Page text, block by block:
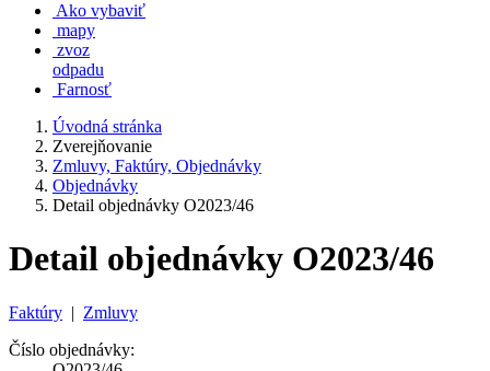
Ako vybaviť
mapy
zvoz
odpadu
Farnosť
Úvodná stránka
Zverejňovanie
Zmluvy, Faktúry, Objednávky
Objednávky
Detail objednávky O2023/46
Detail objednávky O2023/46
Faktúry | Zmluvy
Číslo objednávky: